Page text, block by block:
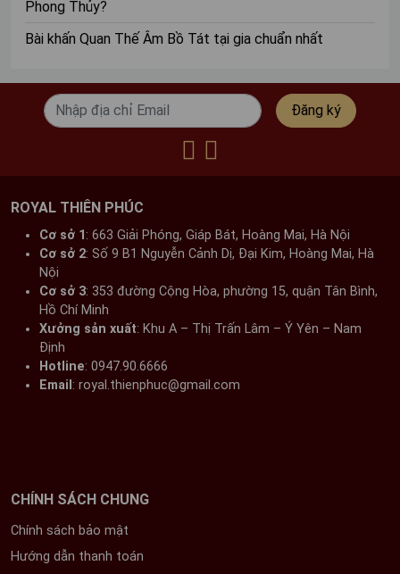
lại sự bình an và may mắn. Kinh cũng có những đoạn
kinh giúp cầu tài lộc.
tụng niệm.
Phần cần chú ý:Nắm vững ý nghĩa của kinh để
Kinh Địa Tạng
Công dụng:Kinh Địa Tạng chủ yếu cầu siêu cho
những người đã khuất, nhưng cũng có những phần
kinh giúp cầu tài lộc, bình an cho người sống.
Ưu điểm: Kinh giúp tăng lòng từ bi và biết ơn tổ
tiên.
Phần cần chú ý:
trước khi tụng niệm.
Ví dụ: Chú Đại Bi, chú Tiểu Úc, chú Vãng Sanh...
Phần cần chú ý:
chú trước khi tụng.
Phong Thủy?
Bài khấn Quan Thế Âm Bồ Tát tại gia chuẩn nhất
Đăng ký
ROYAL THIÊN PHÚC
Cơ sở 1 : 663 Giải Phóng, Giáp Bát, Hoàng Mai, Hà Nội​
Cơ sở 2: Số 9 B1 Nguyễn Cảnh Dị, Đại Kim, Hoàng Mai, Hà
Nội​
Cơ sở 3: 353 đường Cộng Hòa, phường 15, quận Tân Bình,
Hồ Chí Minh
Xưởng sản xuất: Khu A – Thị Trấn Lâm – Ý Yên – Nam
Định​
Hotline: 0947.90.6666
Email : royal.thienphuc@gmail.com
CHÍNH SÁCH CHUNG
Chính sách bảo mật
Hướng dẫn thanh toán